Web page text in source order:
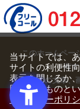
このホームペー
有す
すべての文章、
可なく複製
当サイトでは、
サイトの利便性
表示を閉じるか
同意するものと
ライバシーポリ